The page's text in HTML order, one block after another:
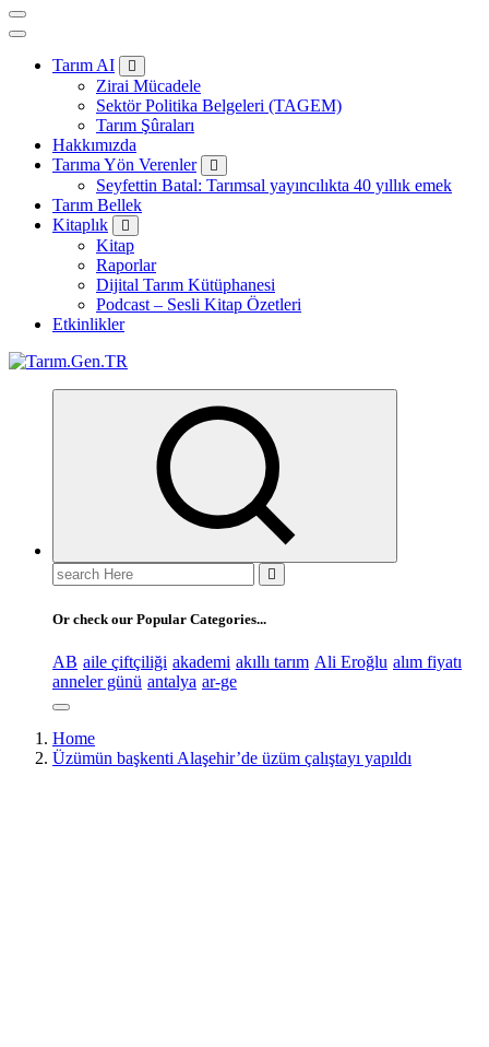
Tarım AI
Zirai Mücadele
Sektör Politika Belgeleri (TAGEM)
Tarım Şûraları
Hakkımızda
Tarıma Yön Verenler
Seyfettin Batal: Tarımsal yayıncılıkta 40 yıllık emek
Tarım Bellek
Kitaplık
Kitap
Raporlar
Dijital Tarım Kütüphanesi
Podcast – Sesli Kitap Özetleri
Etkinlikler
Türk Tarımının İnternetteki Adresi
Search
for:
Or check our Popular Categories...
AB aile çiftçiliği akademi akıllı tarım Ali Eroğlu alım fiyatı
anneler günü antalya ar-ge
Home
Üzümün başkenti Alaşehir’de üzüm çalıştayı yapıldı